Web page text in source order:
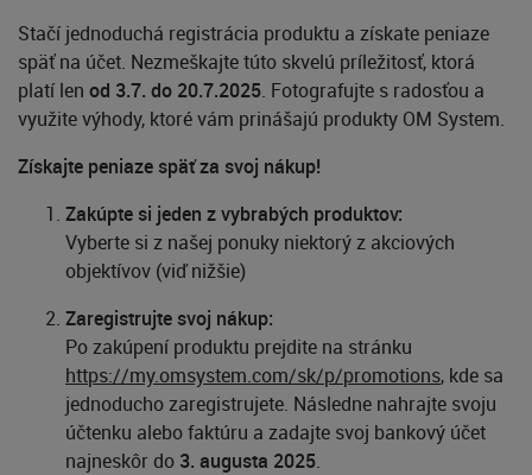
Stačí jednoduchá registrácia produktu a získate peniaze
späť na účet. Nezmeškajte túto skvelú príležitosť, ktorá
platí len od 3.7. do 20.7.2025. Fotografujte s radosťou a
využite výhody, ktoré vám prinášajú produkty OM System.
Získajte peniaze späť za svoj nákup!
Zakúpte si jeden z vybrabých produktov:
Vyberte si z našej ponuky niektorý z akciových
objektívov (viď nižšie)
Zaregistrujte svoj nákup:
Po zakúpení produktu prejdite na stránku
https://my.omsystem.com/sk/p/promotions, kde sa
jednoducho zaregistrujete. Následne nahrajte svoju
účtenku alebo faktúru a zadajte svoj bankový účet
najneskôr do 3. augusta 2025.